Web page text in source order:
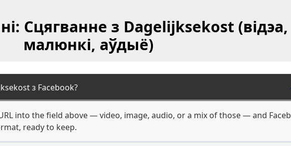
Сцягванне з Dagelijksekost (відэа,
малюнкі, аўдыё)
з Facebook?
into the field above — video, image, audio, or a mix of those — and Faceb
ready to keep.